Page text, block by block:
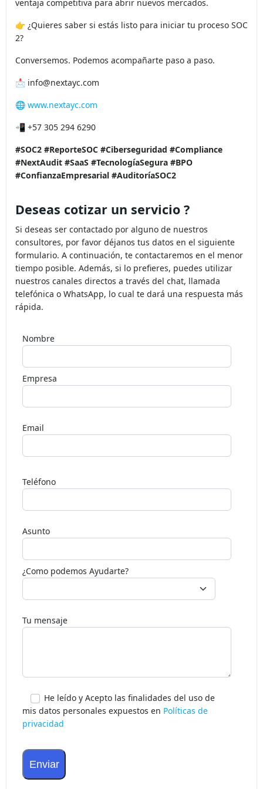
ventaja competitiva para abrir nuevos mercados.
👉 ¿Quieres saber si estás listo para iniciar tu proceso SOC
2?
Conversemos. Podemos acompañarte paso a paso.
📩 info@nextayc.com
🌐 www.nextayc.com
📲 +57 305 294 6290
#SOC2 #ReporteSOC #Ciberseguridad #Compliance
#NextAudit #SaaS #TecnologíaSegura #BPO
#ConfianzaEmpresarial #AuditoríaSOC2
Deseas cotizar un servicio ?
Si deseas ser contactado por alguno de nuestros
consultores, por favor déjanos tus datos en el siguiente
formulario. A continuación, te contactaremos en el menor
tiempo posible. Además, si lo prefieres, puedes utilizar
nuestros canales directos a través del chat, llamada
telefónica o WhatsApp, lo cual te dará una respuesta más
rápida.
Nombre
Empresa
Email
este
campo
en
por
Teléfono
Asunto
¿Como podemos Ayudarte?
Tu mensaje
He leído y Acepto las finalidades del uso de
mis datos personales expuestos en Políticas de
privacidad